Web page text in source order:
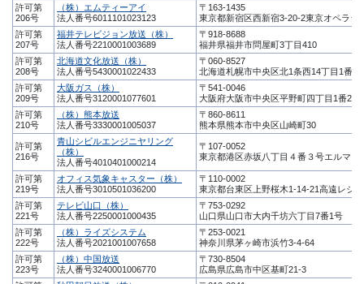
許可第
206号
（株）エムティーアイ
法人番号6011101023123
〒163-1435
東京都新宿区西新宿3-20-2東京オペラシ
許可第
207号
福井テレビジョン放送（株）
法人番号2210001003689
〒918-8688
福井県福井市問屋町3丁目410
許可第
208号
北海道文化放送（株）
法人番号5430001022433
〒060-8527
北海道札幌市中央区北1条西14丁目1番地
許可第
209号
大阪ガス（株）
法人番号3120001077601
〒541-0046
大阪府大阪市中央区平野町四丁目1番2号
許可第
210号
（株）熊本放送
法人番号3330001005037
〒860-8611
熊本県熊本市中央区山崎町30
許可第
216号
青山シビルエンジニヤリング
（株）
法人番号4010401000214
〒107-0052
東京都港区赤坂八丁目４番３号エルマノ
許可第
219号
オフィス気象キャスター（株）
法人番号3010501036200
〒110-0002
東京都台東区上野桜木1-14-21高遠レジ
許可第
221号
テレビ山口（株）
法人番号2250001000435
〒753-0292
山口県山口市大内千坊六丁目7番1号
許可第
222号
（株）ライズシステム
法人番号2021001007658
〒253-0021
神奈川県茅ヶ崎市浜竹3-4-64
許可第
223号
（株）中国放送
法人番号3240001006770
〒730-8504
広島県広島市中区基町21-3